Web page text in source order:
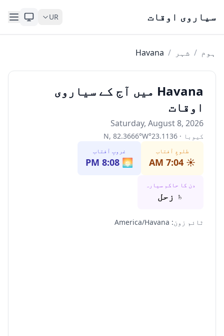
سیاروی اوقات UR
ہوم / شہر /
Havana
Havana میں آج کے سیاروی
اوقات
Saturday, August 8, 2026
کیوبا ·
23.1136
°
N, 82.3666°W
طلوعِ آفتاب
☀️
7:04 AM
غروبِ آفتاب
🌅
8:08 PM
دن کا حاکم سیارہ
♄ زحل
ٹائم زون:
America/Havana